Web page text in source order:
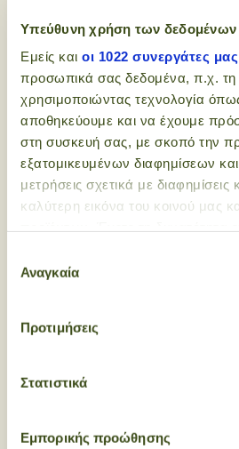
Υπεύθυνη χρήση των δεδομένων
Εμείς και οι 1022 συνεργάτες μας
προσωπικά σας δεδομένα, π.χ. τη
χρησιμοποιώντας τεχνολογία
αποθηκεύουμε και να έχουμε
στη συσκευή σας, με σκοπό την
εξατομικευμένων διαφημίσεων
μετρήσεις σχετικά με διαφημίσεις
καλύτερη εικόνα του κοινού μας
σκοπούς.
Να συλλέξουμε
ακριβείς σε απόσταση
Να αναγνωρίσουμε τη
ενεργά για συγκεκριμένα
αποτύπωμα)
συγκατάθεσης
Αναγκαία
Προτιμήσεις
Στατιστικά
Εμπορικής προώθησης
αγορές55€ κι άνωσε
την Ελλάδα
Εγγραφείτε στο
newsletter μας - είναι
υγιεινό και "πικάντικο"!
Newsletter email input field
Γυναίκα
Άντρας